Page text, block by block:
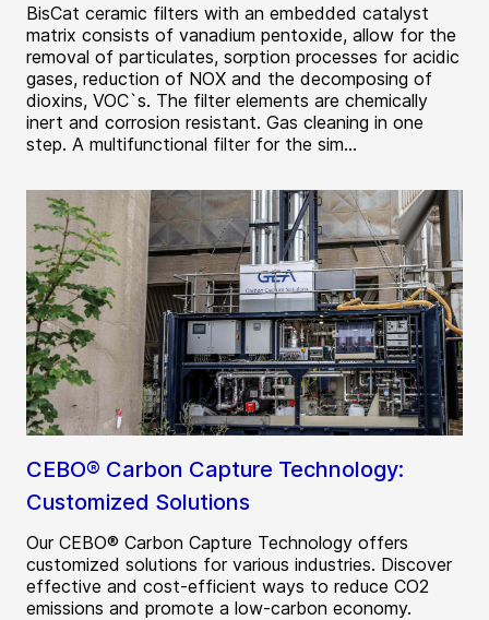
BisCat ceramic filters with an embedded catalyst
matrix consists of vanadium pentoxide, allow for the
removal of particulates, sorption processes for acidic
gases, reduction of NOX and the decomposing of
dioxins, VOC`s. The filter elements are chemically
inert and corrosion resistant. Gas cleaning in one
step. A multifunctional filter for the sim...
CEBO® Carbon Capture Technology:
Customized Solutions
Our CEBO® Carbon Capture Technology offers
customized solutions for various industries. Discover
effective and cost-efficient ways to reduce CO2
emissions and promote a low-carbon economy.